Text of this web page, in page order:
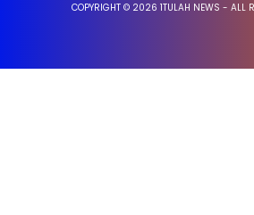
COPYRIGHT © 2026 1TULAH NEWS - ALL